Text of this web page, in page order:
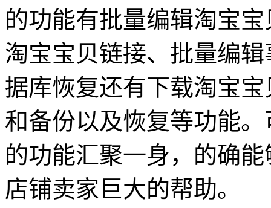
的功能有批量编辑淘宝
淘宝宝贝链接、批量编
据库恢复还有下载淘宝
和备份以及恢复等功能
的功能汇聚一身，的确
店铺卖家巨大的帮助。